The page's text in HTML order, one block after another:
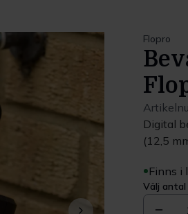
Flopro
Digital
(12,5
Finns i
Välj antal